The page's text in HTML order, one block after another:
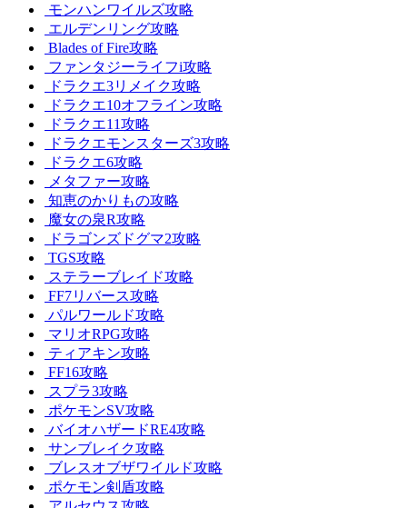
モンハンワイルズ攻略
エルデンリング攻略
Blades of Fire攻略
ファンタジーライフi攻略
ドラクエ3リメイク攻略
ドラクエ10オフライン攻略
ドラクエ11攻略
ドラクエモンスターズ3攻略
ドラクエ6攻略
メタファー攻略
知恵のかりもの攻略
魔女の泉R攻略
ドラゴンズドグマ2攻略
TGS攻略
ステラーブレイド攻略
FF7リバース攻略
パルワールド攻略
マリオRPG攻略
ティアキン攻略
FF16攻略
スプラ3攻略
ポケモンSV攻略
バイオハザードRE4攻略
サンブレイク攻略
ブレスオブザワイルド攻略
ポケモン剣盾攻略